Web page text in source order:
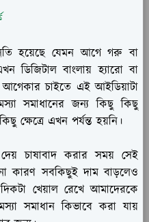
হয়েছে যেমন আগে গরু বা
ডিজিটাল বাংলায় হ্যারো বা
আগেকার চাইতে এই আইডিয়াটা
সমাধানের জন্য কিছু কিছু
ক্ষেত্রে এখন পর্যন্ত হয়নি।
চাষাবাদ করার সময় সেই
কারণ সবকিছুই দাম বাড়লেও
খেয়াল রেখে আমাদেরকে
সমাধান কিভাবে করা যায়